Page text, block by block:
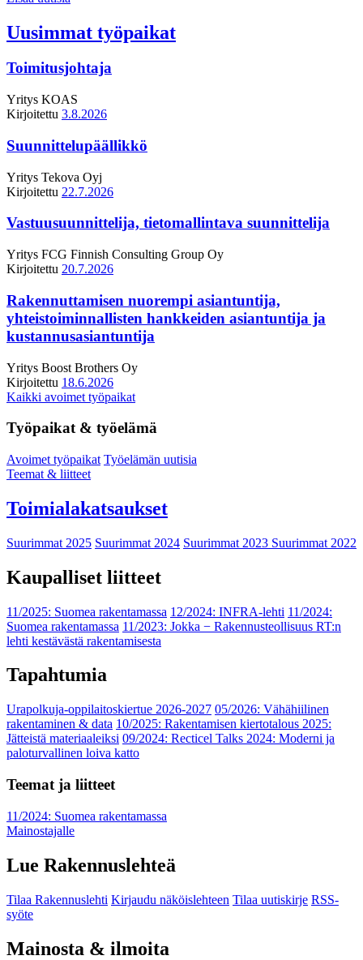
Uusimmat työpaikat
Toimitusjohtaja
Yritys KOAS
Kirjoitettu 3.8.2026
Suunnittelupäällikkö
Yritys Tekova Oyj
Kirjoitettu 22.7.2026
Vastuusuunnittelija, tietomallintava suunnittelija
Yritys FCG Finnish Consulting Group Oy
Kirjoitettu 20.7.2026
Rakennuttamisen nuorempi asiantuntija,
yhteistoiminnallisten hankkeiden asiantuntija ja
kustannusasiantuntija
Yritys Boost Brothers Oy
Kirjoitettu 18.6.2026
Kaikki avoimet työpaikat
Työpaikat & työelämä
Avoimet työpaikat Työelämän uutisia
Teemat & liitteet
Toimialakatsaukset
Suurimmat 2025 Suurimmat 2024 Suurimmat 2023 Suurimmat 2022
Kaupalliset liitteet
11/2025: Suomea rakentamassa 12/2024: INFRA-lehti 11/2024:
Suomea rakentamassa 11/2023: Jokka − Rakennusteollisuus RT:n
lehti kestävästä rakentamisesta
Tapahtumia
Urapolkuja-oppilaitoskiertue 2026-2027 05/2026: Vähähiilinen
rakentaminen & data 10/2025: Rakentamisen kiertotalous 2025:
Jätteistä materiaaleiksi 09/2024: Recticel Talks 2024: Moderni ja
paloturvallinen loiva katto
Teemat ja liitteet
11/2024: Suomea rakentamassa
Mainostajalle
Lue Rakennuslehteä
Tilaa Rakennuslehti Kirjaudu näköislehteen Tilaa uutiskirje RSS-
syöte
Mainosta & ilmoita